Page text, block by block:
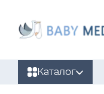
Каталог